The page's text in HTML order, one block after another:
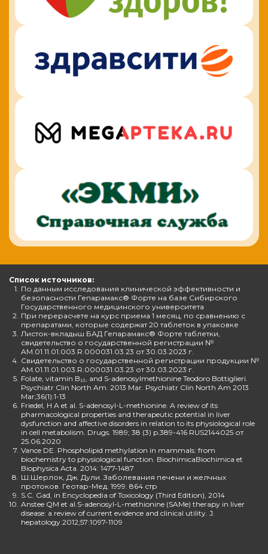
Список источников:
1. По данным исследования клинической эффективности и
безопасности Гепарамакс® Форте на базе Сибирского
Государственного медицинского университета
2. При перерасчете на курс приема 1 месяц, по сравнению с
препаратами, которые содержат 20 таблеток в упаковке
3. Листок-вкладыш БАД Гепарамакс® Форте таблетки,
свидетельство о государственной регистрации №
AM.01.11.01.003.R.000031.03.23 от 30.03.2023 г.
4. Свидетельство о государственной регистрации продукции №
AM.01.11.01.003.R.000031.03.23 от 30.03.2023 г.
5. Folate, vitamin B₁₂, and S-adenosylmethionine Teodoro Bottiglieri.
Psychiatr Clin North Am. 2013 Mar. Psychiatr Clin North Am 2013
Mar;36(1):1-13
6. Friedel, H A et al. S-adenosyl-L-methionine. A review of its
pharmacological properties and therapeutic potential in liver
dysfunction and affective disorders in relation to its physiological role
in cell metabolism. Drugs. 1989; 38 (3) p.389-416 RUS2144025 от
25.06.2020
7. Vance DE. Phospholipid methylation in mammals: from
biochemistry to physiological function. BiochimicaBiochimica et
Biophysica Acta. 2014: 1477-1487
8. Ш.Шерлок, Дж. Дули. Заболевания печени и желчных
протоков. Геотар-Мед. 1999. 864 стр
9. S.C. Gad, in Encyclopedia of Toxicology (Third Edition), 2014
10. Anstee QM et al.S-adenosyl-L-methionine (SAMe) therapy in liver
disease: a review of current evidence and clinical utility. J.
hepatology.2012;57:1097-1109